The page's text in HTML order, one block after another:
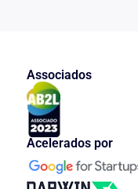
Associados
Acelerados por